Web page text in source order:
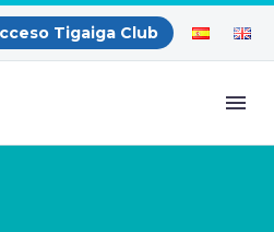
Tigaiga Club